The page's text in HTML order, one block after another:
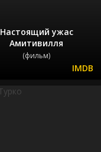
Настоящий ужас
Амитивилля
(фильм)